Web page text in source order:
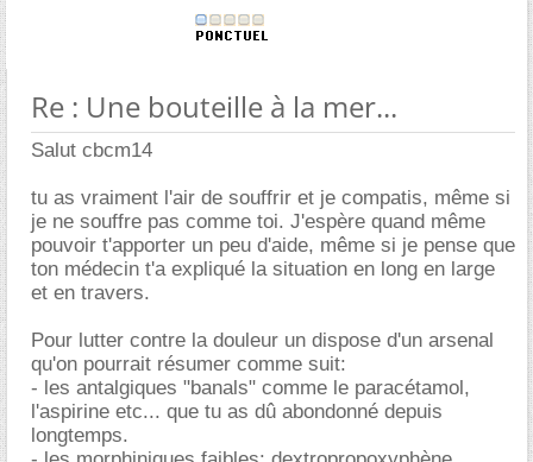
Re : Une bouteille à la mer...
Salut cbcm14
tu as vraiment l'air de souffrir et je compatis, même si
je ne souffre pas comme toi. J'espère quand même
pouvoir t'apporter un peu d'aide, même si je pense que
ton médecin t'a expliqué la situation en long en large
et en travers.
Pour lutter contre la douleur un dispose d'un arsenal
qu'on pourrait résumer comme suit:
- les antalgiques "banals" comme le paracétamol,
l'aspirine etc... que tu as dû abondonné depuis
longtemps.